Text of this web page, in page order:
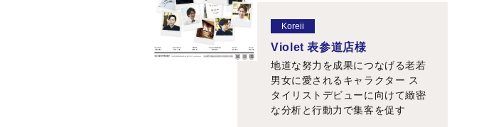
Koreii
Violet 表参道店様
地道な努力を成果につなげる老若
男女に愛されるキャラクター ス
タイリストデビューに向けて緻密
な分析と行動力で集客を促す